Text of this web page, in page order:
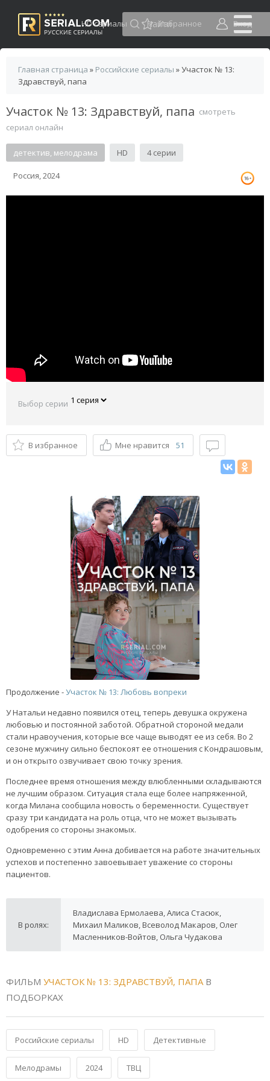
HD сериалы Избранное Вход
Главная страница » Российские сериалы » Участок № 13:
Здравствуй, папа
Участок № 13: Здравствуй, папа смотреть
сериал онлайн
детектив, мелодрама HD 4 серии
Россия, 2024
Выбор серии
В избранное Мне нравится 51
Продолжение -Участок № 13: Любовь вопреки
У Натальи недавно появился отец, теперь девушка окружена
любовью и постоянной заботой. Обратной стороной медали
стали нравоучения, которые все чаще выводят ее из себя. Во 2
сезоне мужчину сильно беспокоят ее отношения с Кондрашовым,
и он открыто озвучивает свою точку зрения.
Последнее время отношения между влюбленными складываются
не лучшим образом. Ситуация стала еще более напряженной,
когда Милана сообщила новость о беременности. Существует
сразу три кандидата на роль отца, что не может вызывать
одобрения со стороны знакомых.
Одновременно с этим Aннa добивается на работе значительных
успехов и постепенно завоевывает уважение со стороны
пациентов.
В ролях:
Владислава Ермолаева, Алиса Стасюк,
Михаил Маликов, Всеволод Макаров, Олег
Масленников-Войтов, Ольга Чудакова
ФИЛЬМ УЧАСТОК № 13: ЗДРАВСТВУЙ, ПАПАВ
ПОДБОРКАХ
Российские сериалы HD Детективные
Мелодрамы 2024 ТВЦ